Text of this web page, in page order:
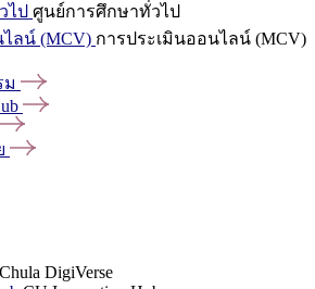
ไป ศูนย์การศึกษาทั่วไป
ลน์ (MCV) การประเมินออนไลน์ (MCV)
ม
Chula DigiVerse